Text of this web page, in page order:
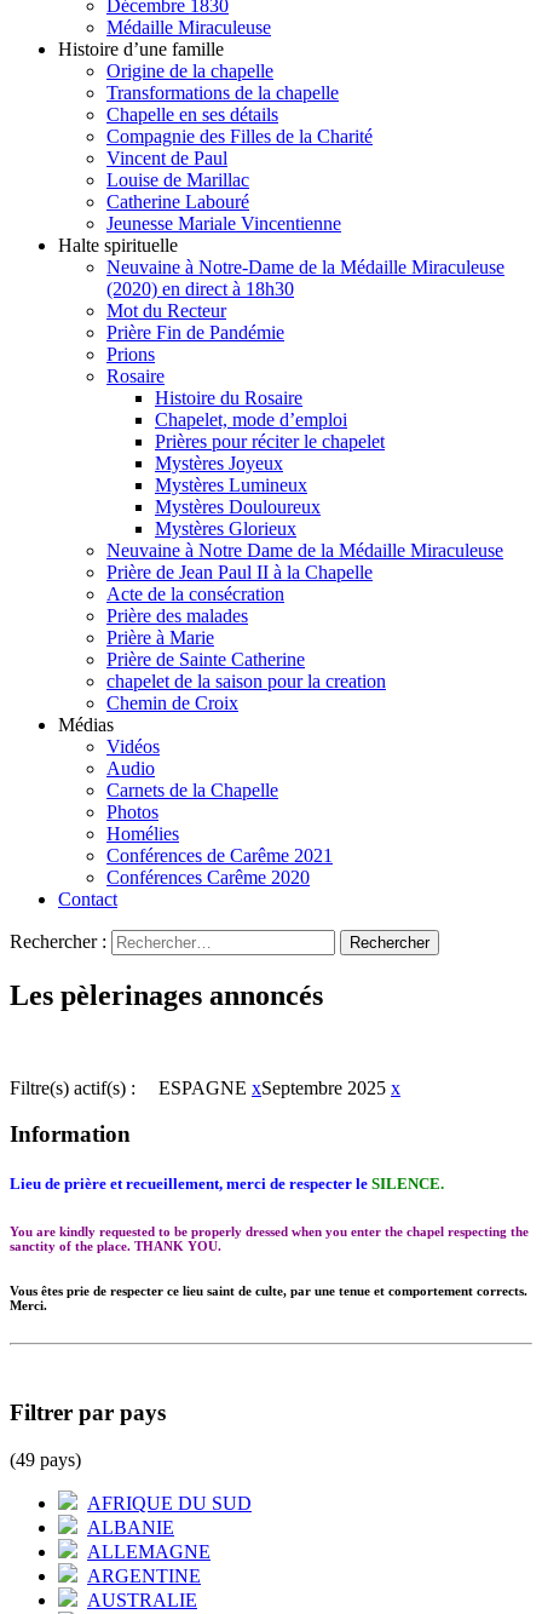
Décembre 1830
Médaille Miraculeuse
Histoire d’une famille
Origine de la chapelle
Transformations de la chapelle
Chapelle en ses détails
Compagnie des Filles de la Charité
Vincent de Paul
Louise de Marillac
Catherine Labouré
Jeunesse Mariale Vincentienne
Halte spirituelle
Neuvaine à Notre-Dame de la Médaille Miraculeuse
(2020) en direct à 18h30
Mot du Recteur
Prière Fin de Pandémie
Prions
Rosaire
Histoire du Rosaire
Chapelet, mode d’emploi
Prières pour réciter le chapelet
Mystères Joyeux
Mystères Lumineux
Mystères Douloureux
Mystères Glorieux
Neuvaine à Notre Dame de la Médaille Miraculeuse
Prière de Jean Paul II à la Chapelle
Acte de la consécration
Prière des malades
Prière à Marie
Prière de Sainte Catherine
chapelet de la saison pour la creation
Chemin de Croix
Médias
Vidéos
Audio
Carnets de la Chapelle
Photos
Homélies
Conférences de Carême 2021
Conférences Carême 2020
Contact
Rechercher :
Les pèlerinages annoncés
Filtre(s) actif(s) : ESPAGNE xSeptembre 2025 x
Information
Lieu de prière et recueillement, merci de respecter le SILENCE.
You are kindly requested to be properly dressed when you enter the chapel respecting the
sanctity of the place. THANK YOU.
Vous êtes prie de respecter ce lieu saint de culte, par une tenue et comportement corrects.
Merci.
Filtrer par pays
(49 pays)
AFRIQUE DU SUD
ALBANIE
ALLEMAGNE
ARGENTINE
AUSTRALIE